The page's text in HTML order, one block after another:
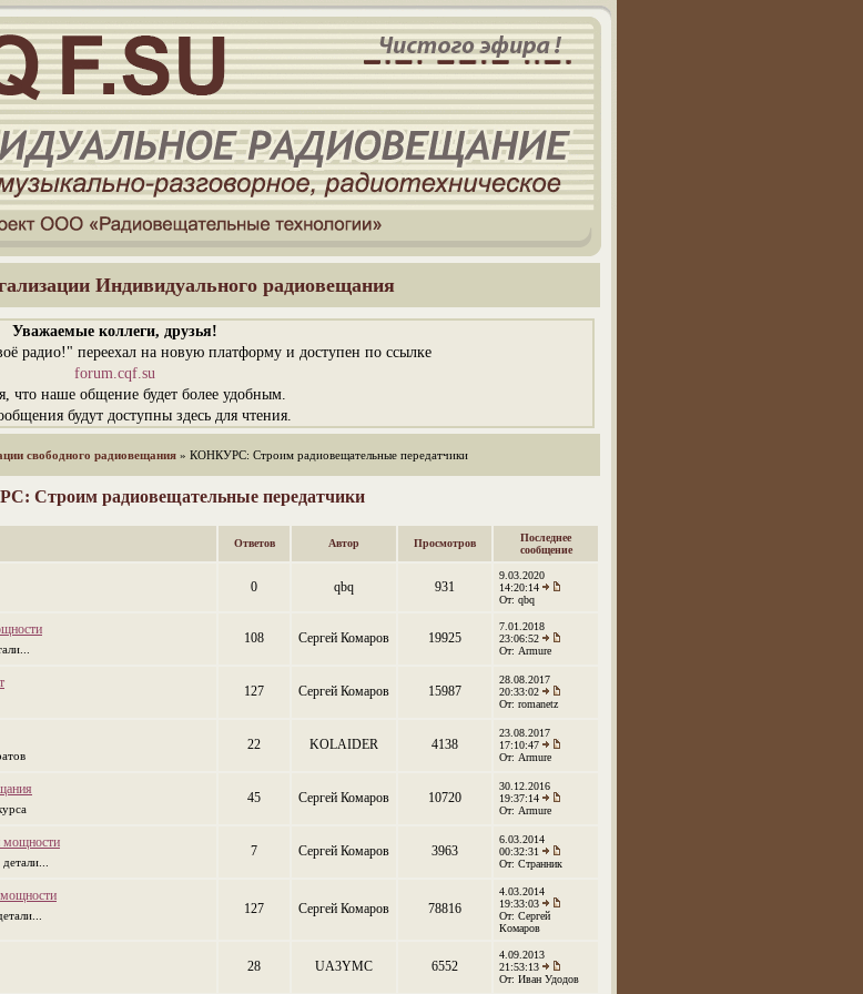
Индивидуального радиовещания
Уважаемые коллеги, друзья!
радио!" переехал на новую платформу и доступен по ссылке
forum.cqf.su
что наше общение будет более удобным.
будут доступны здесь для чтения.
свободного радиовещания» КОНКУРС: Строим радиовещательные передатчики
Строим радиовещательные передатчики
Ответов Автор Просмотров
Последнее
сообщение
0 qbq 931
9.03.2020
14:20:14
От: qbq
108 Сергей Комаров 19925
7.01.2018
23:06:52
От: Armure
127 Сергей Комаров 15987
28.08.2017
20:33:02
От: romanetz
22 KOLAIDER 4138
23.08.2017
17:10:47
От: Armure
45 Сергей Комаров 10720
30.12.2016
19:37:14
От: Armure
мощности
7 Сергей Комаров 3963
6.03.2014
00:32:31
От: Странник
127 Сергей Комаров 78816
4.03.2014
19:33:03
От: Сергей
Комаров
28 UA3YMC 6552
4.09.2013
21:53:13
От: Иван Удодов